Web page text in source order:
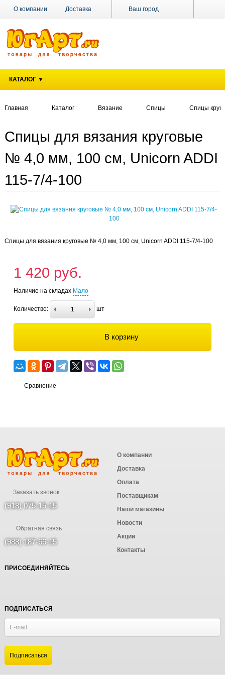
Ваш город
О компании Доставка
Наши магазины Новости
КАТАЛОГ ▼
Главная Каталог Вязание Спицы Спицы
Спицы для вязания круговые
№ 4,0 мм, 100 см, Unicorn ADDI
115-7/4-100
Спицы для вязания круговые № 4,0 мм, 100 см, Unicorn ADDI 115-7/4-100
1 420 руб.
Наличие на складах Мало
Количество: шт
В корзину
Сравнение
Заказать звонок
(918) 075-15-15
Обратная связь
(988) 187-66-15
О компании
Доставка
Оплата
Поставщикам
Наши магазины
Новости
Акции
Контакты
ПРИСОЕДИНЯЙТЕСЬ
ПОДПИСАТЬСЯ